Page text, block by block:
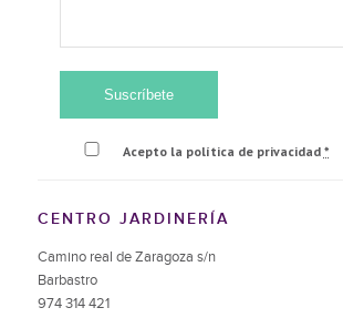
Acepto la política de privacidad *
CENTRO JARDINERÍA
Camino real de Zaragoza s/n
Barbastro
974 314 421